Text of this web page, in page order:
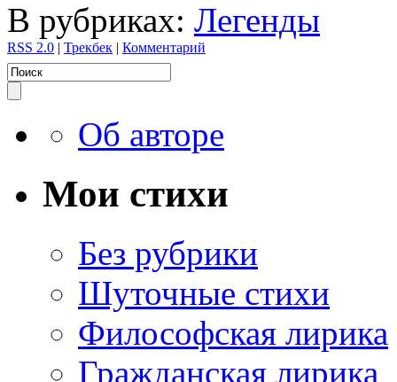
В рубриках: Легенды
RSS 2.0 | Трекбек | Комментарий
Об авторе
Мои стихи
Без рубрики
Шуточные стихи
Философская лирика
Гражданская лирика